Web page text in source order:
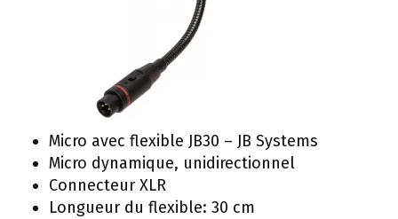
Micro avec flexible JB30 – JB Systems
Micro dynamique, unidirectionnel
Connecteur XLR
Longueur du flexible: 30 cm